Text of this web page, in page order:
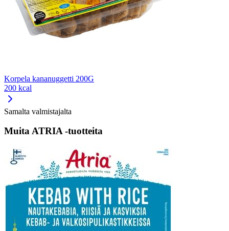
Korpela kananuggetti 200G
200 kcal
Samalta valmistajalta
Muita ATRIA -tuotteita